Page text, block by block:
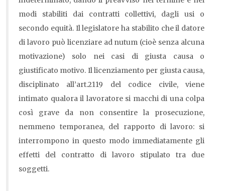
modi stabiliti dai contratti collettivi, dagli usi o
secondo equità. Il legislatore ha stabilito che il datore
di lavoro può licenziare ad nutum (cioè senza alcuna
motivazione) solo nei casi di giusta causa o
giustificato motivo. Il licenziamento per giusta causa,
disciplinato all’art.2119 del codice civile, viene
intimato qualora il lavoratore si macchi di una colpa
così grave da non consentire la prosecuzione,
nemmeno temporanea, del rapporto di lavoro: si
interrompono in questo modo immediatamente gli
effetti del contratto di lavoro stipulato tra due
soggetti.